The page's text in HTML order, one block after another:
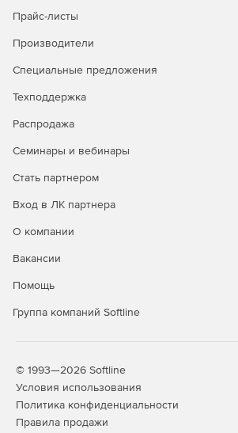
Проектирование, симуляция и
гибкими настройками, опцией
Автоматизация выгрузки
передачи на экспертизу в
Работа с внешними подрядными
счет доступа к внешнему серверу
Контроль сроков проектирования и
управления проектами.
Автоматизированное создание
шифров различных видов
системных справочников и принятых
Прайс-листы
Производители
Специальные предложения
Техподдержка
Распродажа
Семинары и вебинары
Стать партнером
Вход в ЛК партнера
О компании
Вакансии
Помощь
Группа компаний Softline
© 1993—2026 Softline
Условия использования
Политика конфиденциальности
Правила продажи